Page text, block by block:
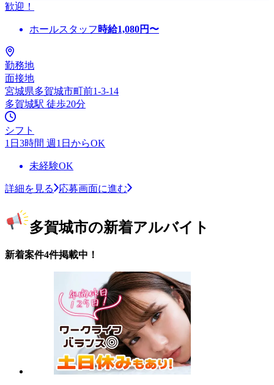
歓迎！
ホールスタッフ 時給1,080円〜
勤務地
面接地
宮城県多賀城市町前1-3-14
多賀城駅 徒歩20分
シフト
1日3時間 週1日からOK
未経験OK
詳細を見る 応募画面に進む
多賀城市の新着アルバイト
新着案件4件掲載中！